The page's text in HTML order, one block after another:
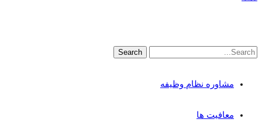
مشاوره نظام وظیفه
معافیت ها